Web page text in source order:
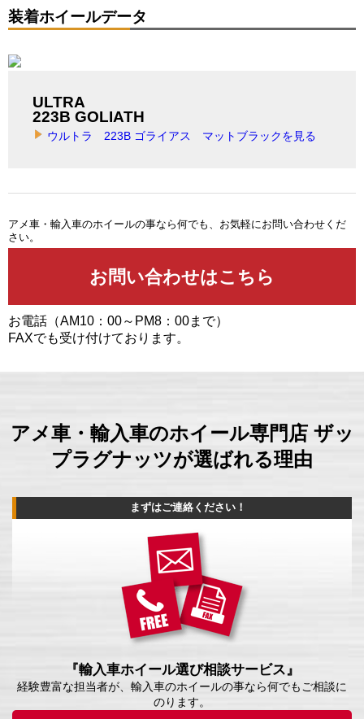
装着ホイールデータ
ULTRA
223B GOLIATH
ウルトラ 223B ゴライアス マットブラックを見る
アメ車・輸入車のホイールの事なら何でも、お気軽にお問い合わせくだ
さい。
お電話（AM10：00～PM8：00まで）
FAXでも受け付けております。
アメ車・輸入車のホイール専門店 ザッ
プラグナッツが選ばれる理由
まずはご連絡ください！
『輸入車ホイール選び相談サービス』
経験豊富な担当者が、輸入車のホイールの事なら何でもご相談に
のります。